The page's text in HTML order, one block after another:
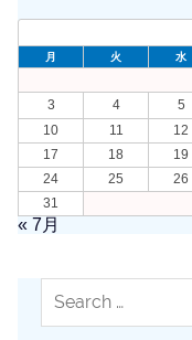
月 火 水
3
4 5
10
11 12
17
18 19
24
25 26
31
« 7月